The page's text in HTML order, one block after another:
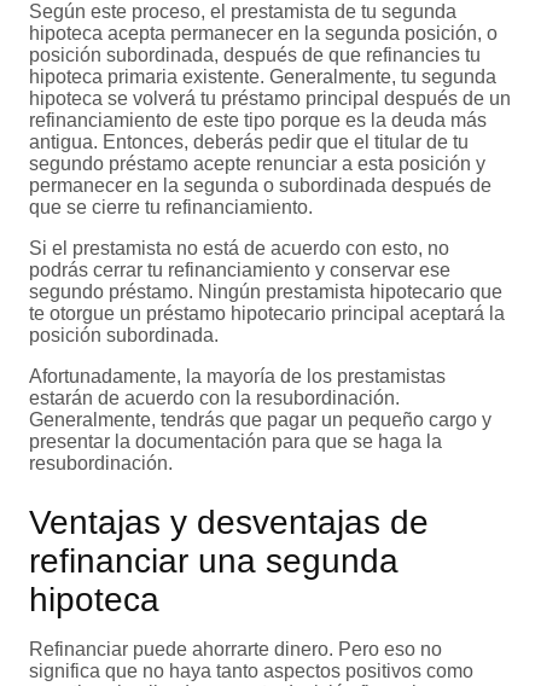
Según este proceso, el prestamista de tu segunda
hipoteca acepta permanecer en la segunda posición, o
posición subordinada, después de que refinancies tu
hipoteca primaria existente. Generalmente, tu segunda
hipoteca se volverá tu préstamo principal después de un
refinanciamiento de este tipo porque es la deuda más
antigua. Entonces, deberás pedir que el titular de tu
segundo préstamo acepte renunciar a esta posición y
permanecer en la segunda o subordinada después de
que se cierre tu refinanciamiento.
Si el prestamista no está de acuerdo con esto, no
podrás cerrar tu refinanciamiento y conservar ese
segundo préstamo. Ningún prestamista hipotecario que
te otorgue un préstamo hipotecario principal aceptará la
posición subordinada.
Afortunadamente, la mayoría de los prestamistas
estarán de acuerdo con la resubordinación.
Generalmente, tendrás que pagar un pequeño cargo y
presentar la documentación para que se haga la
resubordinación.
Ventajas y desventajas de
refinanciar una segunda
hipoteca
Refinanciar puede ahorrarte dinero. Pero eso no
significa que no haya tanto aspectos positivos como